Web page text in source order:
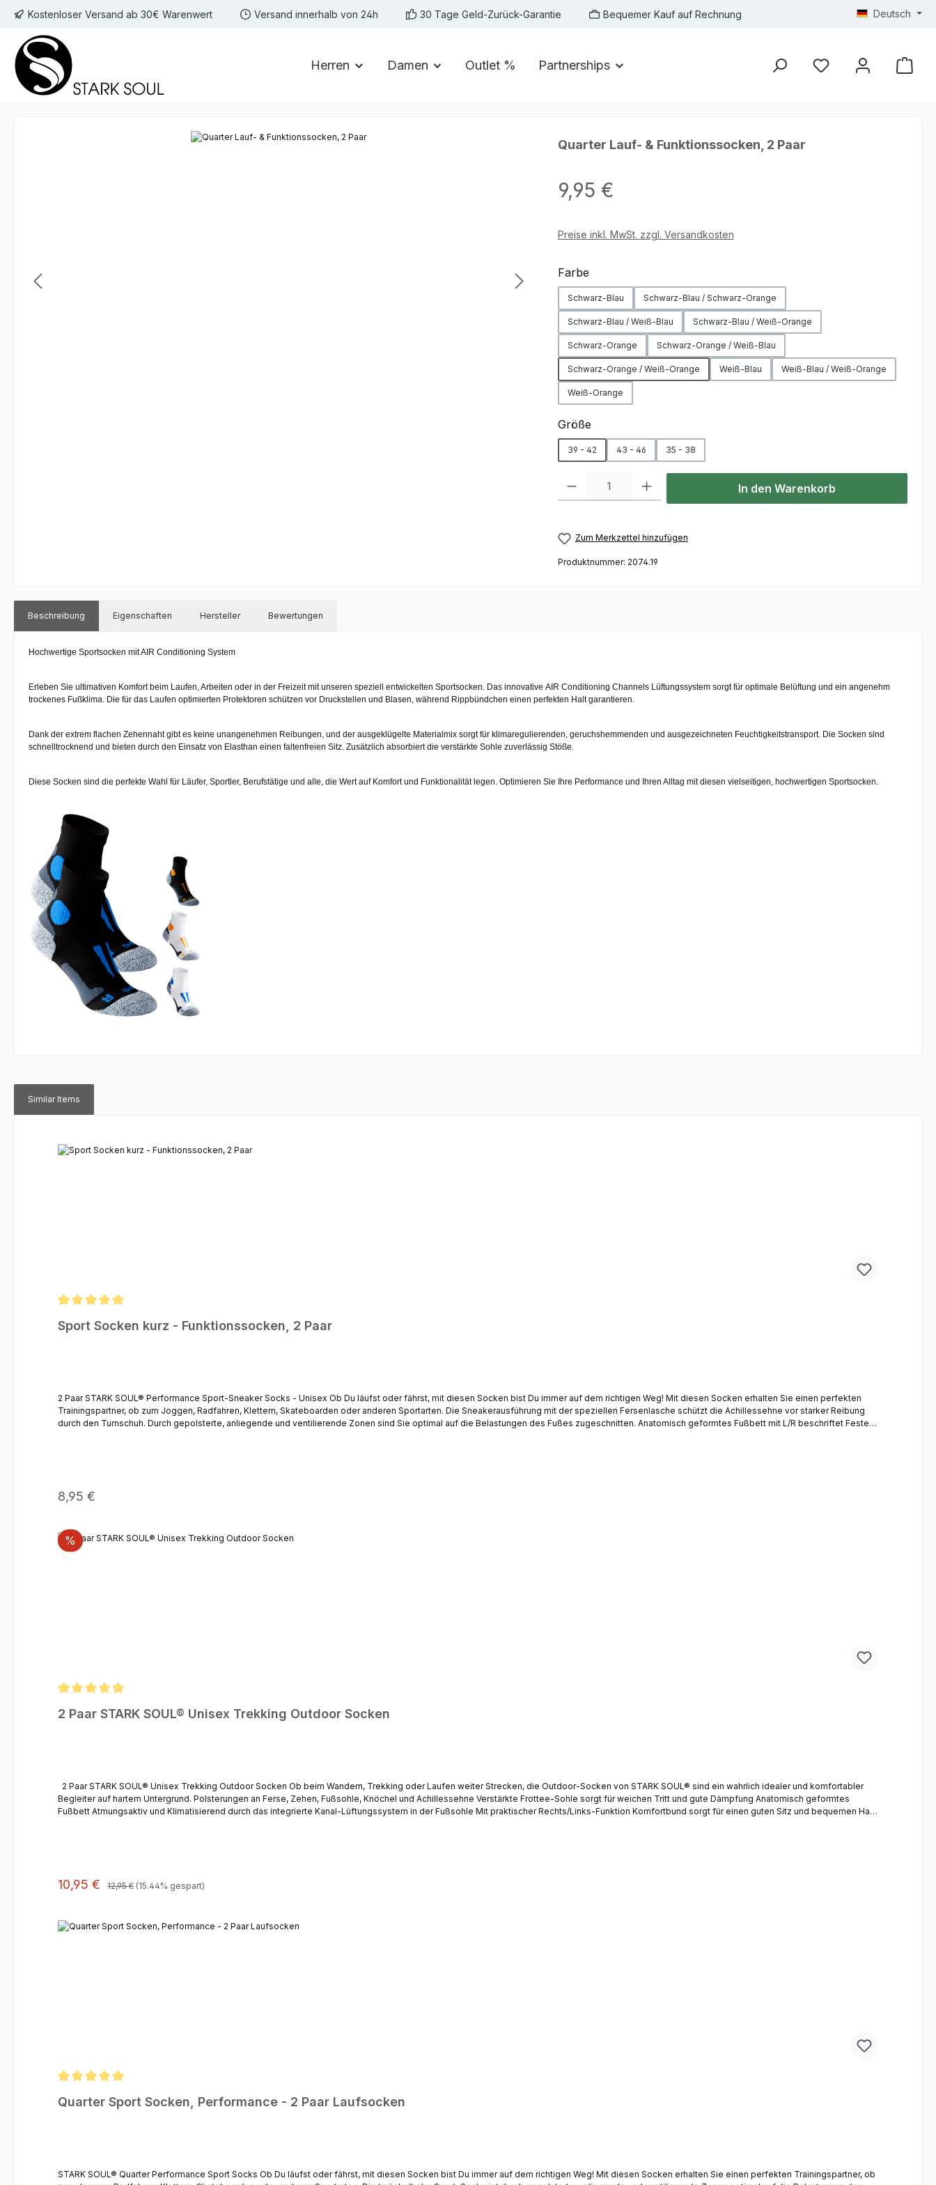
Hauptinhalt springen
Zur Suche springen
Zur Hauptnavigation springen
Kostenloser Versand ab 30€ Warenwert Versand innerhalb von 24h 30 Tage Geld-Zurück-Garantie Bequemer Kauf auf Rechnung Deutsch
Herren Damen Outlet % Partnerships
Quarter Lauf- & Funktionssocken, 2 Paar
Regulärer Preis:
9,95 €
Preise inkl. MwSt. zzgl. Versandkosten
Farbeauswählen
Schwarz-Blau Schwarz-Blau / Schwarz-Orange
Schwarz-Blau / Weiß-Blau Schwarz-Blau / Weiß-Orange
Schwarz-Orange Schwarz-Orange / Weiß-Blau
Schwarz-Orange / Weiß-Orange Weiß-Blau Weiß-Blau / Weiß-Orange
Weiß-Orange
Größeauswählen
39 - 42 43 - 46 35 - 38
Produkt Anzahl: Gib den gewünschten Wert ein oder benutze die Schaltflächen
In den Warenkorb
Zum Merkzettel hinzufügen
Produktnummer: 2074.19
Beschreibung Eigenschaften Hersteller Bewertungen
Hochwertige Sportsocken mit AIR Conditioning System
Erleben Sie ultimativen Komfort beim Laufen, Arbeiten oder in der Freizeit mit unseren speziell entwickelten Sportsocken. Das innovative AIR Conditioning Channels Lüftungssystem sorgt für optimale Belüftung und ein angenehm
trockenes Fußklima. Die für das Laufen optimierten Protektoren schützen vor Druckstellen und Blasen, während Rippbündchen einen perfekten Halt garantieren.
Dank der extrem flachen Zehennahtgibt es keine unangenehmen Reibungen, und der ausgeklügelte Materialmix sorgt für klimaregulierenden, geruchshemmenden und ausgezeichneten Feuchtigkeitstransport. Die Socken sind
schnelltrocknend und bieten durch den Einsatz von Elasthan einen faltenfreien Sitz . Zusätzlich absorbiert die verstärkte Sohle zuverlässig Stöße.
Diese Socken sind die perfekte Wahl für Läufer, Sportler, Berufstätige und alle, die Wert auf Komfort und Funktionalität legen. Optimieren Sie Ihre Performance und Ihren Alltag mit diesen vielseitigen, hochwertigen Sportsocken.
Similar Items
Sport Socken kurz - Funktionssocken, 2 Paar
2 Paar STARK SOUL® Performance Sport-Sneaker Socks - Unisex Ob Du läufst oder fährst, mit diesen Socken bist Du immer auf dem richtigen Weg! Mit diesen Socken erhalten Sie einen perfekten
Trainingspartner, ob zum Joggen, Radfahren, Klettern, Skateboarden oder anderen Sportarten. Die Sneakerausführung mit der speziellen Fersenlasche schützt die Achillessehne vor starker Reibung
durch den Turnschuh. Durch gepolsterte, anliegende und ventilierende Zonen sind Sie optimal auf die Belastungen des Fußes zugeschnitten. Anatomisch geformtes Fußbett mit L/R beschriftet Fester
Regulärer Preis:
8,95 €
% Rabatt
2 Paar STARK SOUL® Unisex Trekking Outdoor Socken
Begleiter auf hartem Untergrund. Polsterungen an Ferse, Zehen, Fußsohle, Knöchel und Achillessehne Verstärkte Frottee-Sohle sorgt für weichen Tritt und gute Dämpfung Anatomisch geformtes
Fußbett Atmungsaktiv und Klimatisierend durch das integrierte Kanal-Lüftungssystem in der Fußsohle Mit praktischer Rechts/Links-Funktion Komfortbund sorgt für einen guten Sitz und bequemen Halt
Verkaufspreis:
10,95 € Regulärer Preis:
12,95 € (15.44% gespart)
Quarter Sport Socken, Performance - 2 Paar Laufsocken
STARK SOUL® Quarter Performance Sport Socks Ob Du läufst oder fährst, mit diesen Socken bist Du immer auf dem richtigen Weg! Mit diesen Socken erhalten Sie einen perfekten Trainingspartner, ob